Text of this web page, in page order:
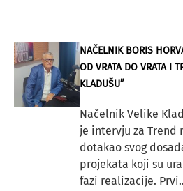
NAČELNIK BORIS
OD VRATA DO VRATA I
KLADUŠU”
Načelnik Velike
je intervju za Trend
dotakao svog
projekata koji su
fazi realizacije.